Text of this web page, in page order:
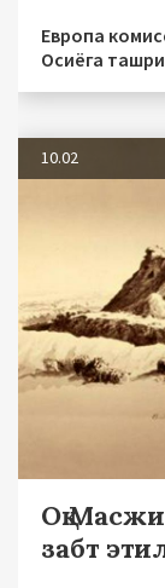
Европа
Осиёга
10.02
Оқ
забт